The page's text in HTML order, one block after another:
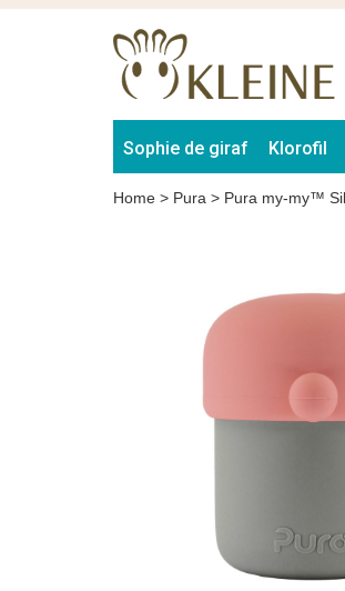
Sophie de giraf Klorofil
Home > Pura > Pura my-my™